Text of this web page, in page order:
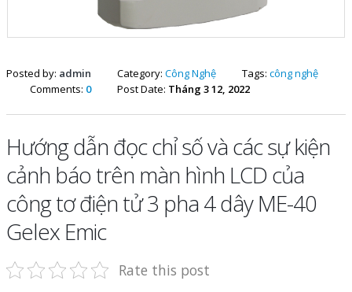
Posted by: admin Category: Công Nghệ Tags: công nghệ
Comments: 0 Post Date: Tháng 3 12, 2022
Hướng dẫn đọc chỉ số và các sự kiện
cảnh báo trên màn hình LCD của
công tơ điện tử 3 pha 4 dây ME-40
Gelex Emic
Rate this post